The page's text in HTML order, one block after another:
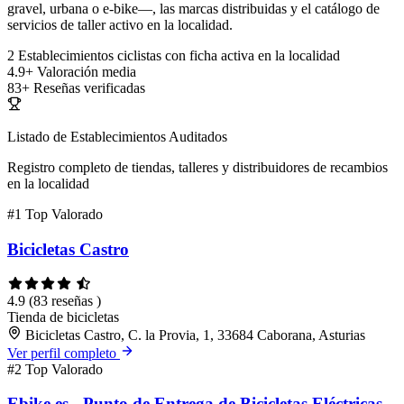
gravel, urbana o e-bike—, las marcas distribuidas y el catálogo de
servicios de taller activo en la localidad.
2 Establecimientos ciclistas con ficha activa en la localidad
4.9+ Valoración media
83+ Reseñas verificadas
Listado de Establecimientos Auditados
Registro completo de tiendas, talleres y distribuidores de recambios
en la localidad
#1 Top Valorado
Bicicletas Castro
4.9 (83 reseñas )
Tienda de bicicletas
Bicicletas Castro, C. la Provia, 1, 33684 Caborana, Asturias
Ver perfil completo
#2 Top Valorado